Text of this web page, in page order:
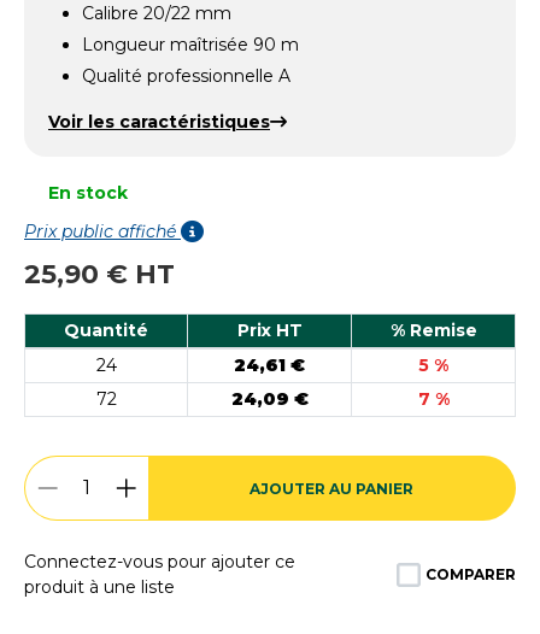
Calibre 20/22 mm
Longueur maîtrisée 90 m
Qualité professionnelle A
Voir les caractéristiques
En stock
Prix public affiché
25,90 € HT
Quantité Prix HT
% Remise
24
24,61 €
5 %
72
24,09 € 7 %
AJOUTER AU PANIER
Connectez-vous pour ajouter ce
produit à une liste
COMPARER